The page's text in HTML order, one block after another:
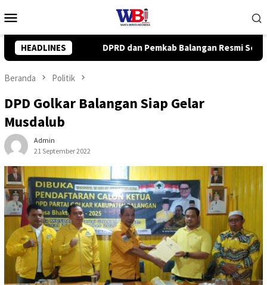
ke
Mobile
HEADLINES
Balangan Resmi Setujui Raperda Perubahan APBD 2026
Beranda Politik
DPD Golkar Balangan Siap Gelar
Musdalub
Admin
21 September 2022